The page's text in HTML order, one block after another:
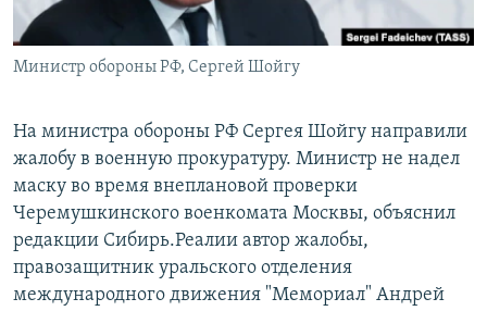
Все сайты РСЕ/РС
Министр обороны РФ, Сергей Шойгу
На министра обороны РФ Сергея Шойгу направили
жалобу в военную прокуратуру. Министр не надел
маску во время внеплановой проверки
Черемушкинского военкомата Москвы, объяснил
редакции Сибирь.Реалии автор жалобы,
правозащитник уральского отделения
международного движения "Мемориал" Андрей